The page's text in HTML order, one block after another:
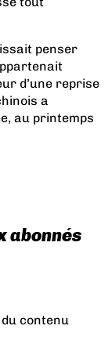
penser
d’une reprise
a
au printemps
abonnés
contenu